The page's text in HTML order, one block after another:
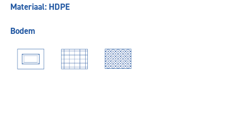
Materiaal: HDPE
Bodem